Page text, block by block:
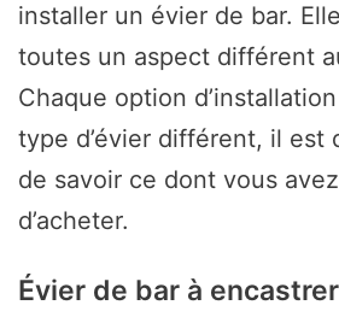
installer un évier de bar.
toutes un aspect différent
Chaque option
type d’évier différent, il est
de savoir ce dont vous
d’acheter.
Évier de bar à encastrer